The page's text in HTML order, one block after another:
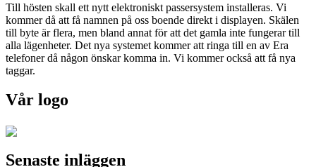
Till hösten skall ett nytt elektroniskt passersystem installeras. Vi
kommer då att få namnen på oss boende direkt i displayen. Skälen
till byte är flera, men bland annat för att det gamla inte fungerar till
alla lägenheter. Det nya systemet kommer att ringa till en av Era
telefoner då någon önskar komma in. Vi kommer också att få nya
taggar.
Vår logo
Senaste inläggen